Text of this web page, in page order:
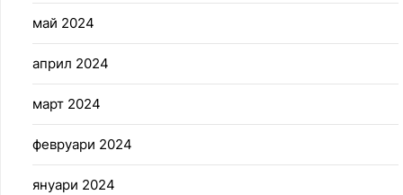
май 2024
април 2024
март 2024
февруари 2024
януари 2024